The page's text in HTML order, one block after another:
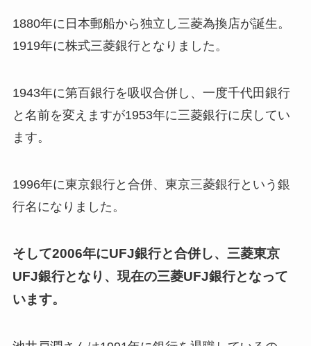
1880年に日本郵船から独立し三菱為換店が誕生。
1919年に株式三菱銀行となりました。
1943年に第百銀行を吸収合併し、一度千代田銀行
と名前を変えますが1953年に三菱銀行に戻してい
ます。
1996年に東京銀行と合併、東京三菱銀行という銀
行名になりました。
そして2006年にUFJ銀行と合併し、三菱東京
UFJ銀行となり、現在の三菱UFJ銀行となって
います。